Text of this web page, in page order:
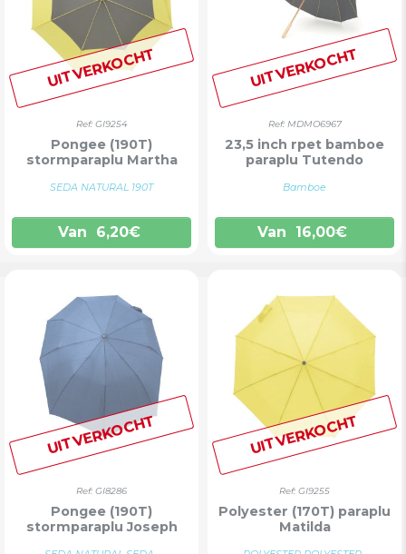
UITVERKOCHT
Ref: GI9254
Pongee (190T)
stormparaplu Martha
SEDA NATURAL 190T
Van 6,20€
UITVERKOCHT
Ref: MDMO6967
23,5 inch rpet bamboe
paraplu Tutendo
Bamboe
Van 16,00€
UITVERKOCHT
Ref: GI8286
Pongee (190T)
stormparaplu Joseph
UITVERKOCHT
Ref: GI9255
Polyester (170T) paraplu
Matilda